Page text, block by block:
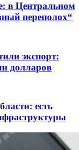
в Центральном
переполох“
экспорт:
долларов
есть